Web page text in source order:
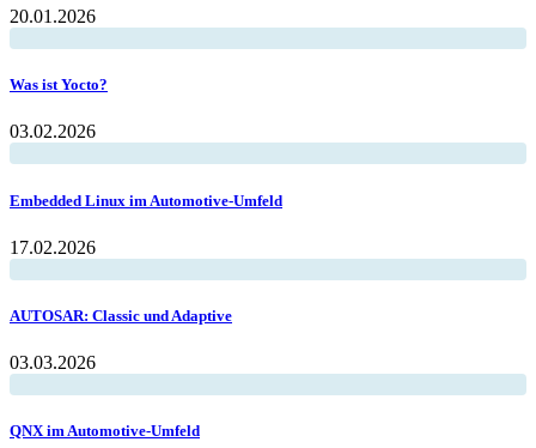
20.01.2026
Was ist Yocto?
03.02.2026
Embedded Linux im Automotive-Umfeld
17.02.2026
AUTOSAR: Classic und Adaptive
03.03.2026
QNX im Automotive-Umfeld